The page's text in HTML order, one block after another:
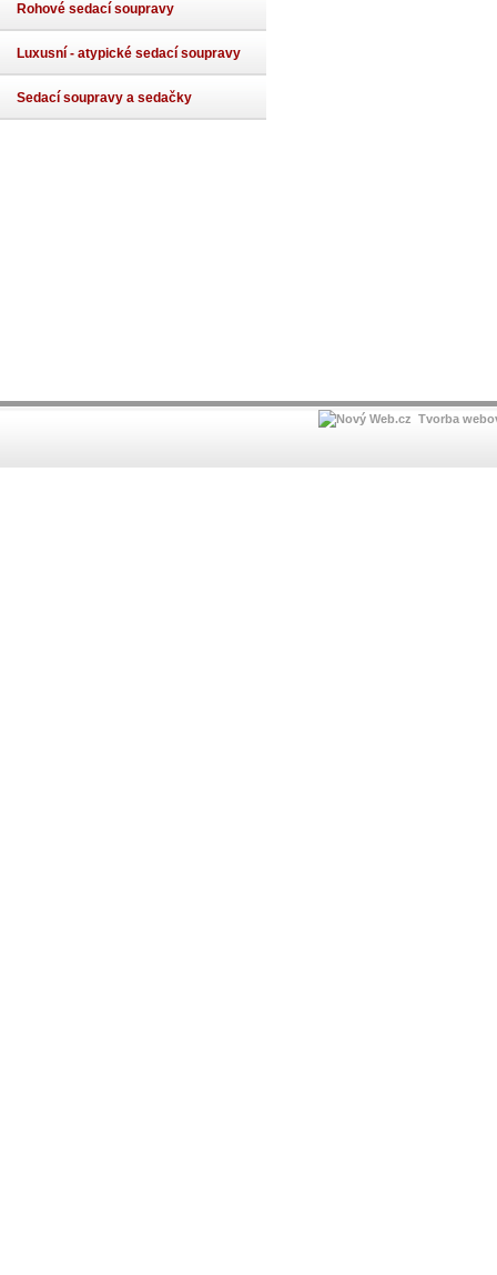
Rohové sedací soupravy
Luxusní - atypické sedací soupravy
Sedací soupravy a sedačky
Tvorba